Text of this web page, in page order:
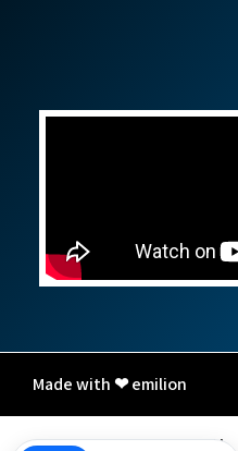
Made with ❤ emilion
עברית